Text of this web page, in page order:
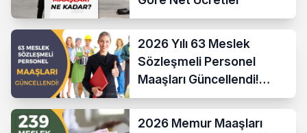
2026 Yılı 63 Meslek
Sözleşmeli Personel
Maaşları Güncellendi!
Hesaplama Formülü ve
Yeni Sistem
2026 Memur Maaşları